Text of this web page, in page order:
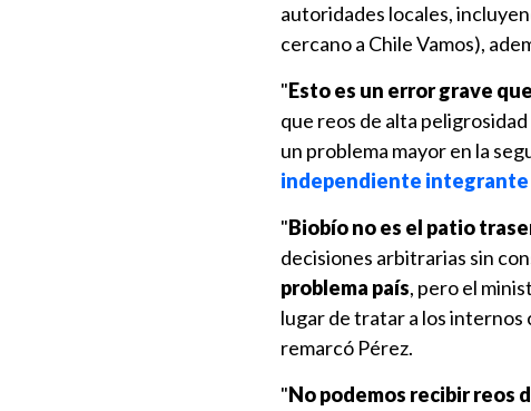
autoridades locales,
cercano a Chile Vamos),
"Esto es un error grave
que reos de alta
un problema mayor en la
independiente integrante
"Biobío no es el patio
decisiones arbitrarias sin
problema país, pero el
lugar de tratar a los internos
remarcó Pérez.
"No podemos recibir reos